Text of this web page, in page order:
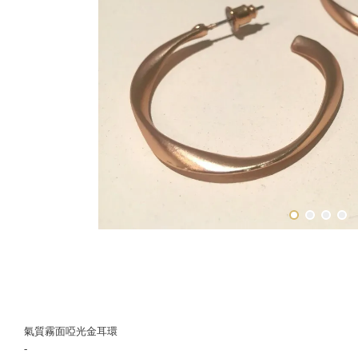
氣質霧面啞光金耳環
-